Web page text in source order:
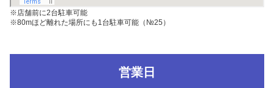
※店舗前に2台駐車可能
※80mほど離れた場所にも1台駐車可能（№25）
営業日